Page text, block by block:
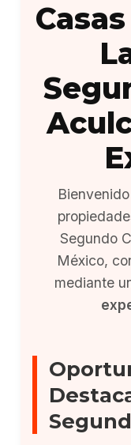
Segundo
México,
mediante